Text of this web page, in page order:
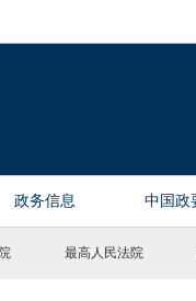
最高人民法院